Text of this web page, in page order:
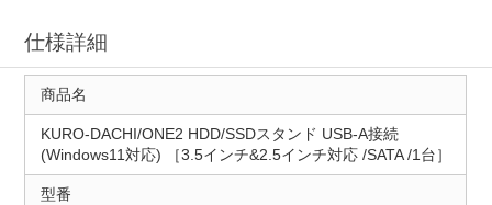
仕様詳細
商品名
KURO-DACHI/ONE2 HDD/SSDスタンド USB-A接続
(Windows11対応) ［3.5インチ&2.5インチ対応 /SATA /1台］
型番